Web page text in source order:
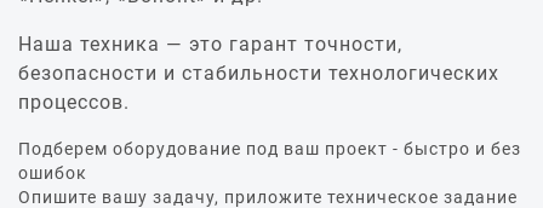
Наша техника — это гарант точности,
безопасности и стабильности технологических
процессов.
Подберем оборудование под ваш проект - быстро и без
ошибок
Опишите вашу задачу, приложите техническое задание